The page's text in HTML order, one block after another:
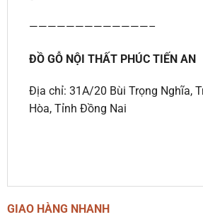
—————————————–
ĐỒ GỖ NỘI THẤT PHÚC TIẾN AN
Địa chỉ: 31A/20 Bùi Trọng Nghĩa,
Hòa, Tỉnh Đồng Nai
GIAO HÀNG NHANH